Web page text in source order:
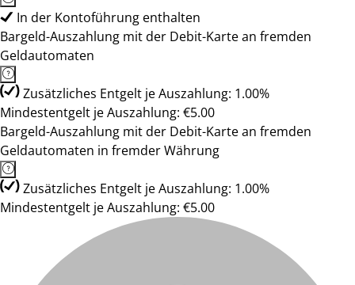
In der Kontoführung enthalten
Bargeld-Auszahlung mit der Debit-Karte an fremden
Geldautomaten
Zusätzliches Entgelt je Auszahlung: 1.00%
Mindestentgelt je Auszahlung: €5.00
Bargeld-Auszahlung mit der Debit-Karte an fremden
Geldautomaten in fremder Währung
Zusätzliches Entgelt je Auszahlung: 1.00%
Mindestentgelt je Auszahlung: €5.00